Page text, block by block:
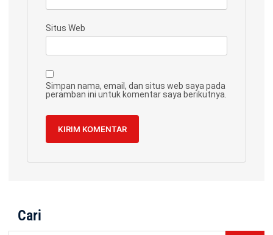
Situs Web
Simpan nama, email, dan situs web saya pada
peramban ini untuk komentar saya berikutnya.
Cari